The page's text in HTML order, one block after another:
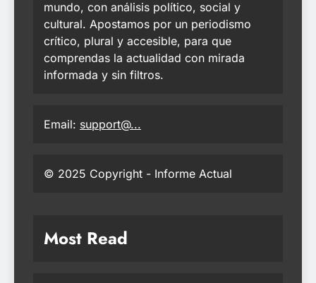
mundo, con análisis político, social y
cultural. Apostamos por un periodismo
crítico, plural y accesible, para que
comprendas la actualidad con mirada
informada y sin filtros.
Email: support@...
© 2025 Copyright - Informe Actual
Most Read